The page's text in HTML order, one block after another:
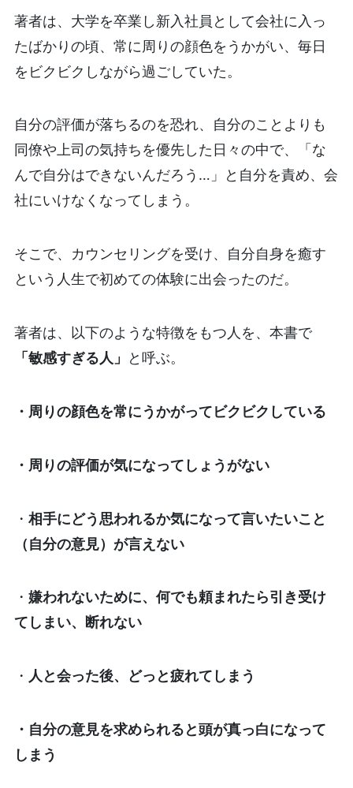
著者は、大学を卒業し新入社員として会社に入っ
たばかりの頃、常に周りの顔色をうかがい、毎日
をビクビクしながら過ごしていた。
自分の評価が落ちるのを恐れ、自分のことよりも
同僚や上司の気持ちを優先した日々の中で、「な
んで自分はできないんだろう…」と自分を責め、会
社にいけなくなってしまう。
そこで、カウンセリングを受け、自分自身を癒す
という人生で初めての体験に出会ったのだ。
著者は、以下のような特徴をもつ人を、本書で
「敏感すぎる人」
と呼ぶ。
・周りの顔色を常にうかがってビクビクしている
・周りの評価が気になってしょうがない
・ 相手にどう思われるか気になって言いたいこと
（自分の意見）が言えない
・ 嫌われないために、何でも頼まれたら引き受け
てしまい、断れない
・ 人と会った後、どっと疲れてしまう
・自分の意見を求められると頭が真っ白になって
しまう